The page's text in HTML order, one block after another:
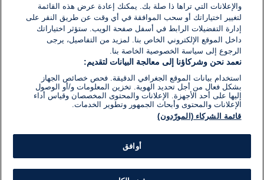
والإعلانات التي تراها ذا صلة بك. يمكنك إعادة عرض هذه القائمة
لتغيير اختياراتك أو سحب الموافقة في أي وقت عن طريق النقر على
إدارة التفضيلات الرابط في أسفل صفحة الويب. ستؤثر اختياراتك
داخل الموقع الإلكتروني الخاص بنا. لمزيد من التفاصيل، يرجى
الرجوع إلى سياسة الخصوصية الخاصة بنا.
نعمد نحن وشركاؤنا إلى معالجة البيانات لتقديم:
استخدام بيانات الموقع الجغرافي الدقيقة. فحص خصائص الجهاز
بشكل فعال من أجل تحديد الهوية. تخزين المعلومات و/أو الوصول
إليها على أحد الأجهزة. الإعلانات والمحتوى المخصصان وقياس أداء
الإعلانات والمحتوى وأبحاث الجمهور وتطوير الخدمات.
قائمة الشركاء (المورّدون)
أوافق